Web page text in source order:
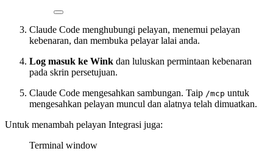
Claude Code menghubungi pelayan, menemui pelayan
kebenaran, dan membuka pelayar lalai anda.
Log masuk ke Wink dan luluskan permintaan kebenaran
pada skrin persetujuan.
Claude Code mengesahkan sambungan. Taip /mcp untuk
mengesahkan pelayan muncul dan alatnya telah dimuatkan.
Untuk menambah pelayan Integrasi juga:
Terminal window